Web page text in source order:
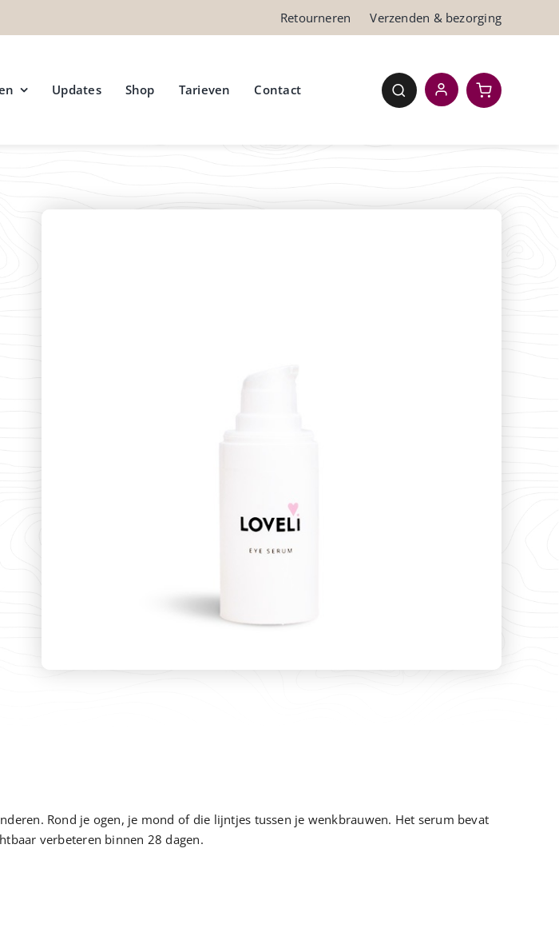
Retourneren Verzenden & bezorging
Updates Shop Tarieven Contact
Rond je ogen, je mond of die lijntjes tussen je wenkbrauwen. Het serum bevat
verbeteren binnen 28 dagen.